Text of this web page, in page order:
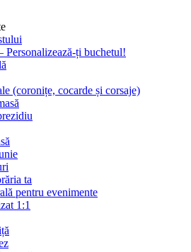
Personalizează-ți buchetul!
(coronițe, cocarde și corsaje)
ta
pentru evenimente
1:1